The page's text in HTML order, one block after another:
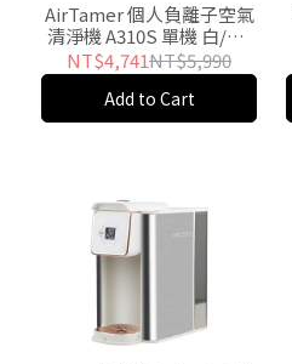
AirTamer 個人負離子空氣
清淨機 A310S 單機 白/黑-
推
NT$4,741NT$5,990
Add to Cart